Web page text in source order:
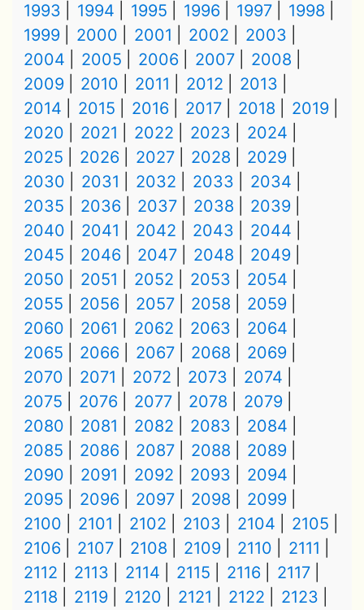
1993
1994 1995 1996 1997
1998
1999
2000 2001 2002
2003
2004
2005 2006 2007
2008
2009
2010 2011 2012
2013
2014
2015 2016 2017 2018
2019
2020
2021 2022 2023
2024
2025
2026 2027 2028
2029
2030
2031 2032 2033
2034
2035
2036 2037 2038
2039
2040
2041 2042 2043
2044
2045
2046 2047 2048
2049
2050
2051 2052 2053
2054
2055
2056 2057 2058
2059
2060
2061 2062 2063
2064
2065
2066 2067 2068
2069
2070
2071 2072 2073
2074
2075
2076 2077 2078
2079
2080
2081 2082 2083
2084
2085
2086 2087 2088
2089
2090
2091 2092 2093
2094
2095
2096 2097 2098
2099
2100
2101 2102 2103 2104
2105
2106
2107 2108 2109 2110
2111
2112
2113 2114 2115 2116
2117
2118
2119 2120 2121 2122 2123